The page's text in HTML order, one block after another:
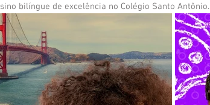
bilíngue de excelência no Colégio Santo Antônio.